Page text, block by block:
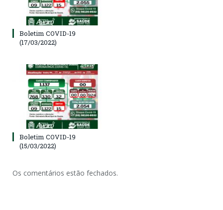
Boletim COVID-19
(17/03/2022)
Boletim COVID-19
(15/03/2022)
Os comentários estão fechados.